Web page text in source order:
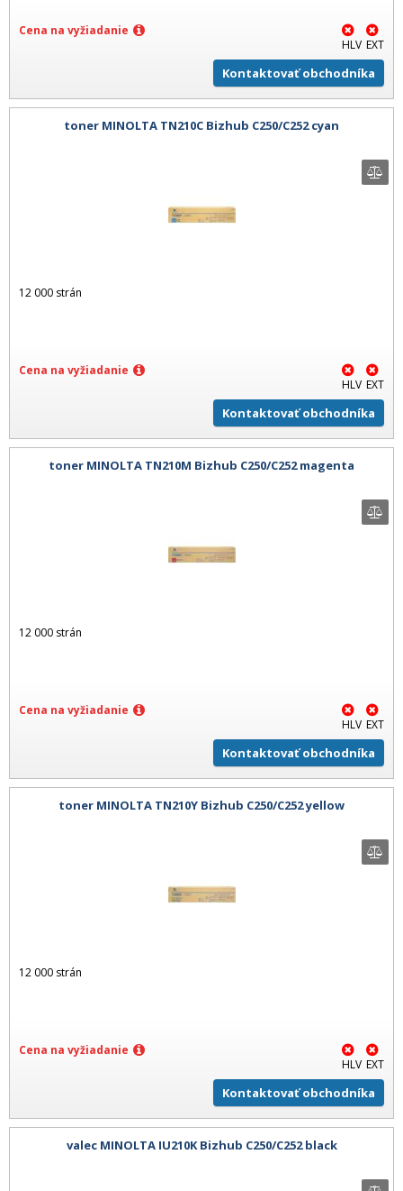
Cena na vyžiadanie
HLV EXT
Kontaktovať obchodníka
toner MINOLTA TN210C Bizhub C250/C252 cyan
12 000 strán
Cena na vyžiadanie
HLV EXT
Kontaktovať obchodníka
toner MINOLTA TN210M Bizhub C250/C252 magenta
12 000 strán
Cena na vyžiadanie
HLV EXT
Kontaktovať obchodníka
toner MINOLTA TN210Y Bizhub C250/C252 yellow
12 000 strán
Cena na vyžiadanie
HLV EXT
Kontaktovať obchodníka
valec MINOLTA IU210K Bizhub C250/C252 black